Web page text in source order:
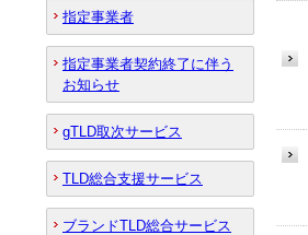
指定事業者
指定事業者契約終了に伴う
お知らせ
gTLD取次サービス
TLD総合支援サービス
ブランドTLD総合サービス